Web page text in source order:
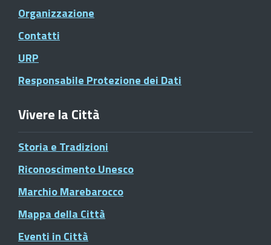
Organizzazione
Contatti
URP
Responsabile Protezione dei Dati
Vivere la Città
Storia e Tradizioni
Riconoscimento Unesco
Marchio Marebarocco
Mappa della Città
Eventi in Città